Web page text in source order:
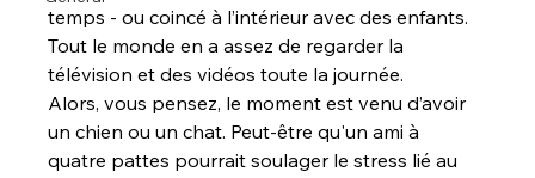
temps - ou coincé à l’intérieur avec des enfants.
Tout le monde en a assez de regarder la
télévision et des vidéos toute la journée.
Alors, vous pensez, le moment est venu d’avoir
un chien ou un chat. Peut-être qu'un ami à
quatre pattes pourrait soulager le stress lié au